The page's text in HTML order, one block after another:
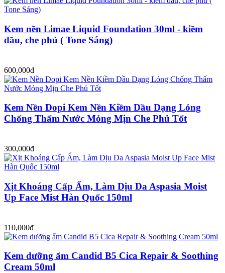
Kem nền Limae Liquid Foundation 30ml - kiềm
dầu, che phủ ( Tone Sáng)
600,000đ
Kem Nền Dopi Kem Nền Kiềm Dầu Dạng Lỏng
Chống Thấm Nước Mỏng Mịn Che Phủ Tốt
300,000đ
Xịt Khoáng Cấp Ẩm, Làm Dịu Da Aspasia Moist
Up Face Mist Hàn Quốc 150ml
110,000đ
Kem dưỡng ẩm Candid B5 Cica Repair & Soothing
Cream 50ml